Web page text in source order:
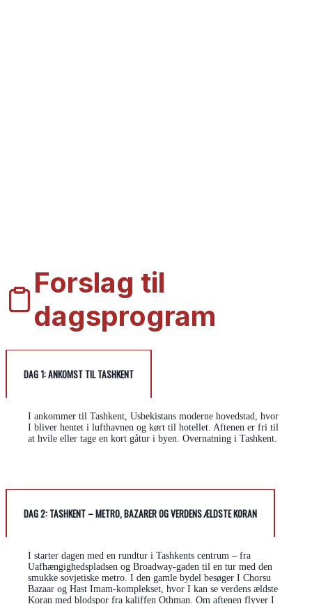
Forslag til
dagsprogram
DAG 1: ANKOMST TIL TASHKENT
I ankommer til Tashkent, Usbekistans moderne hovedstad, hvor
I bliver hentet i lufthavnen og kørt til hotellet. Aftenen er fri til
at hvile eller tage en kort gåtur i byen. Overnatning i Tashkent.
DAG 2: TASHKENT – METRO, BAZARER OG VERDENS ÆLDSTE KORAN
I starter dagen med en rundtur i Tashkents centrum – fra
Uafhængighedspladsen og Broadway-gaden til en tur med den
smukke sovjetiske metro. I den gamle bydel besøger I Chorsu
Bazaar og Hast Imam-komplekset, hvor I kan se verdens ældste
Koran med blodspor fra kaliffen Othman. Om aftenen flyver I